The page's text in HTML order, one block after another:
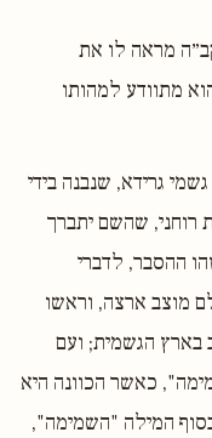
מראה לו את
מתוודע למהותו
גרידא, שנבנה בידי
רוחני, שהשם יתברך
ההסבר, לדברי
מוצב ארצה, וראשו
בארץ הגשמית; ועם
כאשר הכוונה היא
המילה "השמימה",